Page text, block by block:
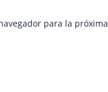
para la